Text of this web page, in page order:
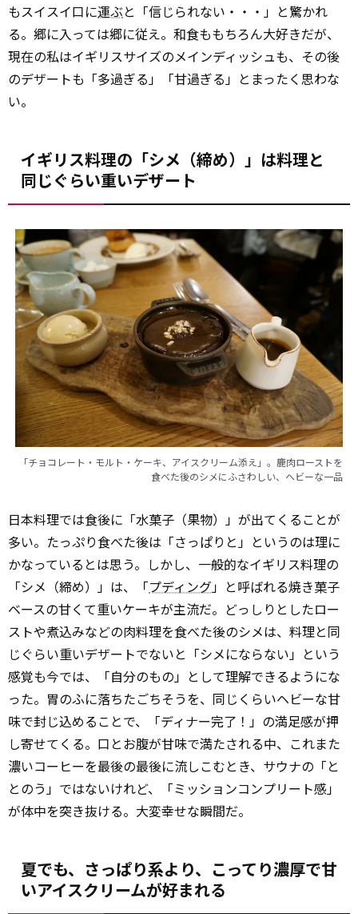
もスイスイ口に運ぶと「信じられない・・・」と驚かれ
る。郷に入っては郷に従え。和食ももちろん大好きだが、
現在の私はイギリスサイズのメインディッシュも、その後
のデザートも「多過ぎる」「甘過ぎる」とまったく思わな
い。
イギリス料理の「シメ（締め）」は料理と
同じぐらい重いデザート
「チョコレート・モルト・ケーキ、アイスクリーム添え」。鹿肉ローストを
食べた後のシメにふさわしい、ヘビーな一品
日本料理では食後に「水菓子（果物）」が出てくることが
多い。たっぷり食べた後は「さっぱりと」というのは理に
かなっているとは思う。しかし、一般的なイギリス料理の
「シメ（締め）」は、「プディング」と呼ばれる焼き菓子
ベースの甘くて重いケーキが主流だ。どっしりとしたロー
ストや煮込みなどの肉料理を食べた後のシメは、料理と同
じぐらい重いデザートでないと「シメにならない」という
感覚も今では、「自分のもの」として理解できるようにな
った。胃のふに落ちたごちそうを、同じくらいヘビーな甘
味で封じ込めることで、「ディナー完了！」の満足感が押
し寄せてくる。口とお腹が甘味で満たされる中、これまた
濃いコーヒーを最後の最後に流しこむとき、サウナの「と
とのう」ではないけれど、「ミッションコンプリート感」
が体中を突き抜ける。大変幸せな瞬間だ。
夏でも、さっぱり系より、こってり濃厚で甘
いアイスクリームが好まれる